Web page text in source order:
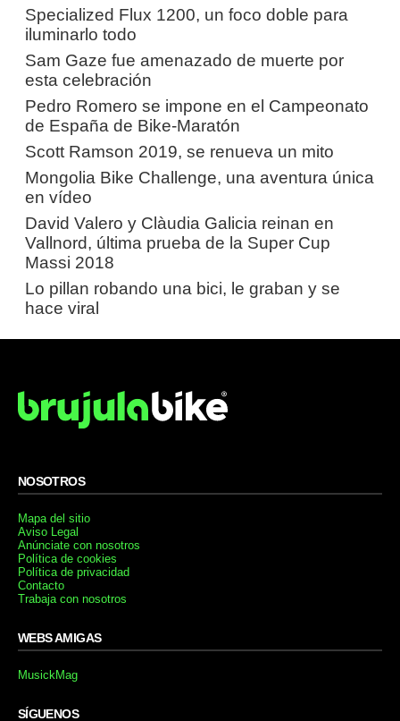
Specialized Flux 1200, un foco doble para
iluminarlo todo
Sam Gaze fue amenazado de muerte por
esta celebración
Pedro Romero se impone en el Campeonato
de España de Bike-Maratón
Scott Ramson 2019, se renueva un mito
Mongolia Bike Challenge, una aventura única
en vídeo
David Valero y Clàudia Galicia reinan en
Vallnord, última prueba de la Super Cup
Massi 2018
Lo pillan robando una bici, le graban y se
hace viral
NOSOTROS
Mapa del sitio
Aviso Legal
Anúnciate con nosotros
Política de cookies
Política de privacidad
Contacto
Trabaja con nosotros
WEBS AMIGAS
MusickMag
SÍGUENOS